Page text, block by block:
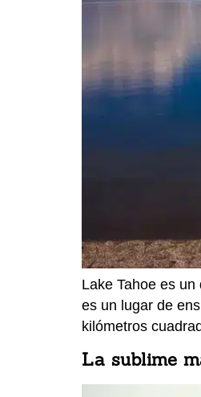
Lake Tahoe es
es un lugar de
kilómetros
La sublime